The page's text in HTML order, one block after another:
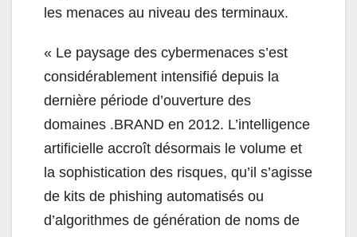
les menaces au niveau des terminaux.
« Le paysage des cybermenaces s’est
considérablement intensifié depuis la
dernière période d’ouverture des
domaines .BRAND en 2012. L’intelligence
artificielle accroît désormais le volume et
la sophistication des risques, qu’il s’agisse
de kits de phishing automatisés ou
d’algorithmes de génération de noms de